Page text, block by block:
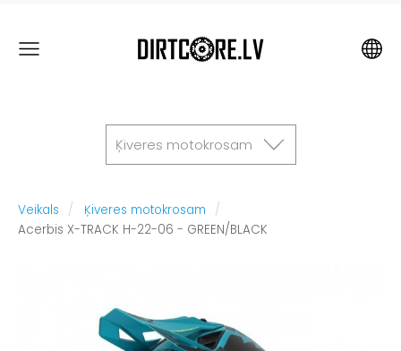
Ķiveres motokrosam
Veikals
Ķiveres motokrosam
Acerbis X-TRACK H-22-06 - GREEN/BLACK